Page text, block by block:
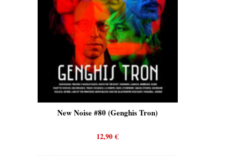
New Noise #80 (Genghis Tron)
12,90€